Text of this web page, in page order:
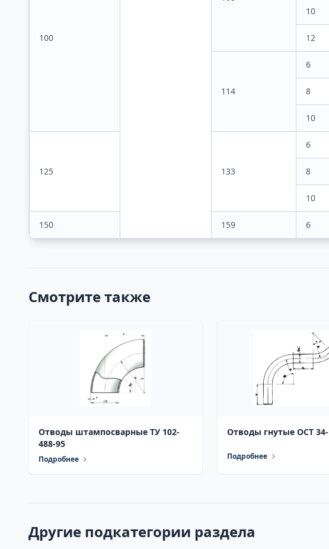
100
10
12
114
6
8
10
125 133
6
8
10
150 159 6
Смотрите также
Отводы штампосварные ТУ 102-
488-95
Подробнее
Отводы гнутые ОСТ 34-
Подробнее
Другие подкатегории раздела